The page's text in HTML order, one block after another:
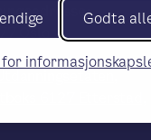
Godta
Oslo